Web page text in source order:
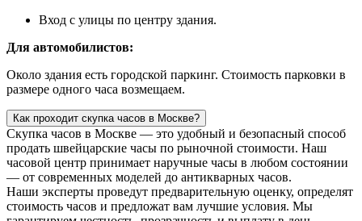
Вход с улицы по центру здания.
Для автомобилистов:
Около здания есть городской паркинг. Стоимость парковки в
размере одного часа возмещаем.
Как проходит скупка часов в Москве?
Скупка часов в Москве — это удобный и безопасный способ
продать швейцарские часы по рыночной стоимости. Наш
часовой центр принимает наручные часы в любом состоянии
— от современных моделей до антикварных часов.
Наши эксперты проведут предварительную оценку, определят
стоимость часов и предложат вам лучшие условия. Мы